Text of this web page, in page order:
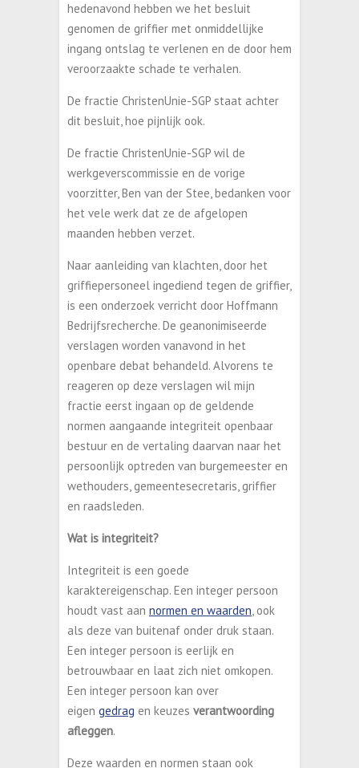
hedenavond hebben we het besluit
genomen de griffier met onmiddellijke
ingang ontslag te verlenen en de door hem
veroorzaakte schade te verhalen.
De fractie ChristenUnie-SGP staat achter
dit besluit, hoe pijnlijk ook.
De fractie ChristenUnie-SGP wil de
werkgevers­commissie en de vorige
voorzitter, Ben van der Stee, bedanken voor
het vele werk dat ze de afgelopen
maanden hebben verzet.
Naar aanleiding van klachten, door het
griffiepersoneel ingediend tegen de griffier,
is een onderzoek verricht door Hoffmann
Bedrijfsrecherche. De geanonimiseerde
verslagen worden vanavond in het
openbare debat behandeld. Alvorens te
reageren op deze verslagen wil mijn
fractie eerst ingaan op de geldende
normen aangaande integriteit openbaar
bestuur en de vertaling daarvan naar het
persoonlijk optreden van burgemeester en
wethouders, gemeentesecretaris, griffier
en raadsleden.
Wat is integriteit?
Integriteit is een goede
karaktereigenschap. Een integer persoon
houdt vast aan normen en waarden, ook
als deze van buitenaf onder druk staan.
Een integer persoon is eerlijk en
betrouwbaar en laat zich niet omkopen.
Een integer persoon kan over
eigen gedrag en keuzes verantwoording
afleggen.
Deze waarden en normen staan ook